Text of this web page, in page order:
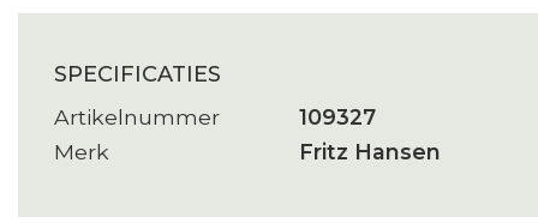
SPECIFICATIES
Artikelnummer
109327
Merk
Fritz Hansen